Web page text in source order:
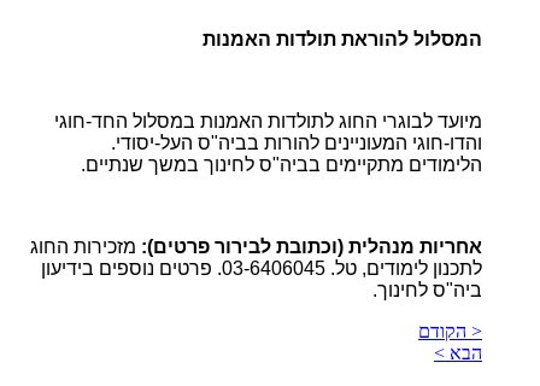
המסלול להוראת תולדות האמנות
מיועד לבוגרי החוג לתולדות האמנות במסלול החד-חוגי
והדו-חוגי המעוניינים להורות בביה"ס העל-יסודי.
הלימודים מתקיימים בביה"ס לחינוך במשך שנתיים.
אחריות מנהלית (וכתובת לבירור פרטים): מזכירות החוג
לתכנון לימודים, טל. 03-6406045. פרטים נוספים בידיעון
ביה"ס לחינוך.
< הקודם
הבא >